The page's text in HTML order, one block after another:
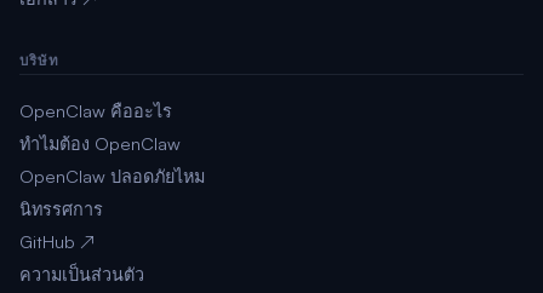
บริษัท
OpenClaw คืออะไร
ทำไมต้อง OpenClaw
OpenClaw ปลอดภัยไหม
นิทรรศการ
GitHub ↗
ความเป็นส่วนตัว